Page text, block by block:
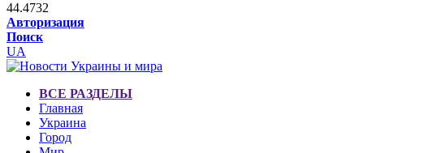
44.4732
Авторизация
Поиск
UA
ВСЕ РАЗДЕЛЫ
Главная
Украина
Город